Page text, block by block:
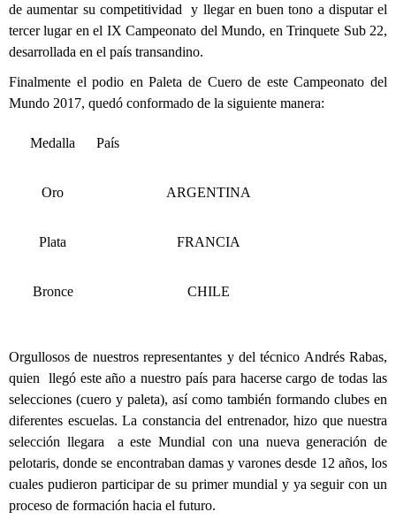
de aumentar su competitividad y llegar en buen tono a disputar el
tercer lugar en el IX Campeonato del Mundo, en Trinquete Sub 22,
desarrollada en el país transandino.
Finalmente el podio en Paleta de Cuero de este Campeonato del
Mundo 2017, quedó conformado de la siguiente manera:
Medalla País
Oro ARGENTINA
Plata FRANCIA
Bronce CHILE
Orgullosos de nuestros representantes y del técnico Andrés Rabas,
quien llegó este año a nuestro país para hacerse cargo de todas las
selecciones (cuero y paleta), así como también formando clubes en
diferentes escuelas. La constancia del entrenador, hizo que nuestra
selección llegara a este Mundial con una nueva generación de
pelotaris, donde se encontraban damas y varones desde 12 años, los
cuales pudieron participar de su primer mundial y ya seguir con un
proceso de formación hacia el futuro.